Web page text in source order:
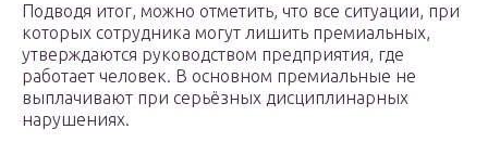
Подводя итог, можно отметить, что все ситуации, при
которых сотрудника могут лишить премиальных,
утверждаются руководством предприятия, где
работает человек. В основном премиальные не
выплачивают при серьёзных дисциплинарных
нарушениях.